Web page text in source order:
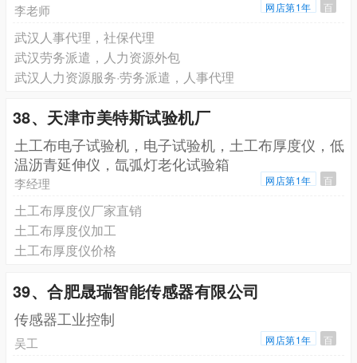
李老师 网店第1年 百
武汉人事代理，社保代理
武汉劳务派遣，人力资源外包
武汉人力资源服务·劳务派遣，人事代理
38、天津市美特斯试验机厂
土工布电子试验机，电子试验机，土工布厚度仪，低
温沥青延伸仪，氙弧灯老化试验箱
李经理 网店第1年 百
土工布厚度仪厂家直销
土工布厚度仪加工
土工布厚度仪价格
39、合肥晟瑞智能传感器有限公司
传感器工业控制
吴工 网店第1年 百